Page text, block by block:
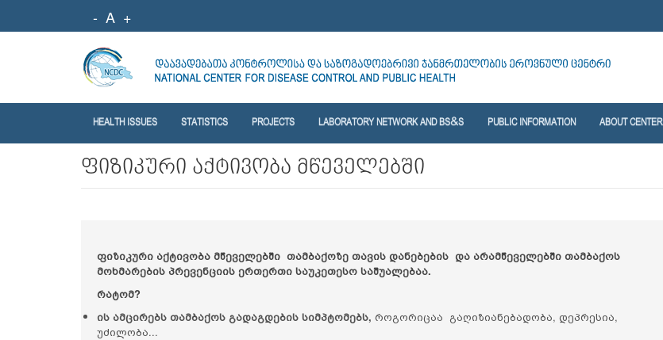
- A +
HEALTH ISSUES STATISTICS PROJECTS LABORATORY NETWORK AND BS&S PUBLIC INFORMATION ABOUT CENTER
ფიზიკური აქტივობა მწეველებში
ფიზიკური აქტივობა მწეველებში თამბაქოზე თავის დანებების და არამწეველებში თამბაქოს
მოხმარების პრევენციის ერთერთი საუკეთესო საშუალებაა.
რატომ?
ის ამცირებს თამბაქოს გადაგდების სიმპტომებს, როგორიცაა გაღიზიანებადობა, დეპრესია,
უძილობა...